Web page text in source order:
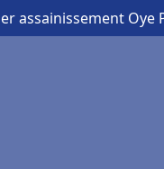
assainissement Oye